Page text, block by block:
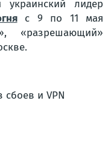
украинский лидер
с 9 по 11 мая
«разрешающий»
сбоев и VPN